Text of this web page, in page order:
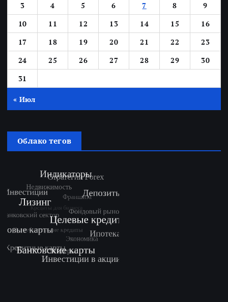
3
4 5 6 7 8
9
10
11 12 13 14 15
16
17
18 19 20 21 22
23
24
25 26 27 28 29
30
31
« Июл
Облако тегов